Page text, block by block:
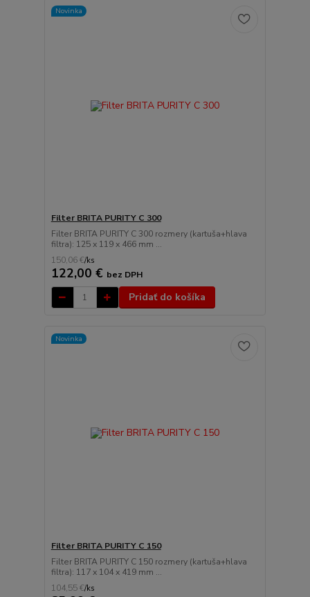
Novinka
Filter BRITA PURITY C 300
Filter BRITA PURITY C 300 rozmery (kartuša+hlava
filtra): 125 x 119 x 466 mm ...
150,06 €/ks
122,00 € bez DPH
Pridať do košíka
Novinka
Filter BRITA PURITY C 150
Filter BRITA PURITY C 150 rozmery (kartuša+hlava
filtra): 117 x 104 x 419 mm ...
104,55 €/ks